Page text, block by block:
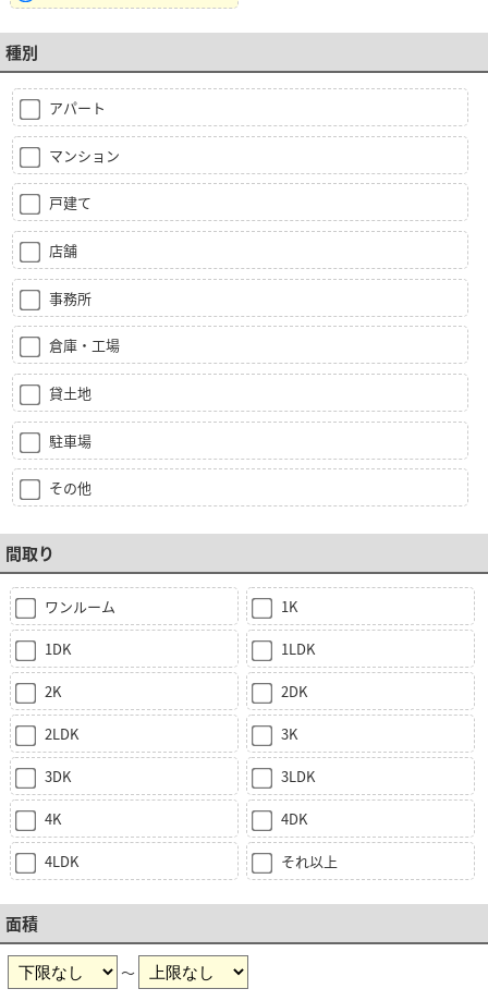
種別
アパート
マンション
戸建て
店舗
事務所
倉庫・工場
貸土地
駐車場
その他
間取り
ワンルーム 1K
1DK 1LDK
2K 2DK
2LDK 3K
3DK 3LDK
4K 4DK
4LDK それ以上
面積
～